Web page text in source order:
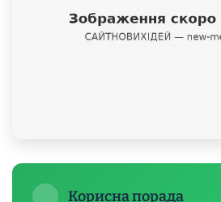
Корисна порада